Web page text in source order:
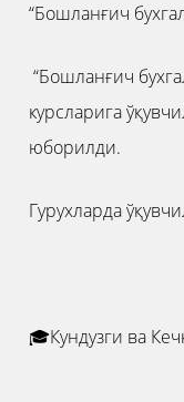
“Бошланғич
“Бошланғич
курсларига
юборилди.
Гурухларда
🎓Кундузги ва